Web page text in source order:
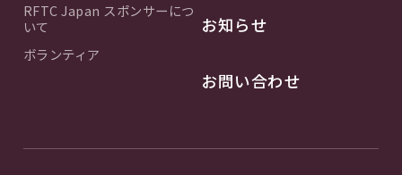
RFTC Japan スポンサーにつ
いて
ボランティア
お知らせ
お問い合わせ